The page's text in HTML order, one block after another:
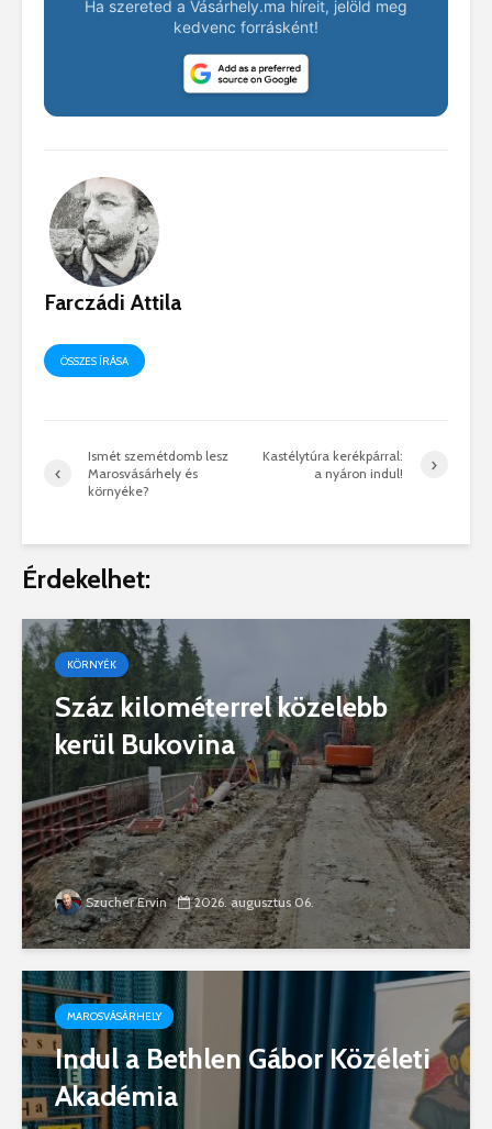
Ha szereted a Vásárhely.ma híreit, jelöld meg
kedvenc forrásként!
Farczádi Attila
ÖSSZES ÍRÁSA
Ismét szemétdomb lesz
Marosvásárhely és
környéke?
Kastélytúra kerékpárral:
a nyáron indul!
Érdekelhet:
KÖRNYÉK
Száz kilométerrel közelebb
kerül Bukovina
Szucher Ervin 2026. augusztus 06.
MAROSVÁSÁRHELY
Indul a Bethlen Gábor Közéleti
Akadémia